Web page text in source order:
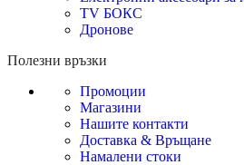
TV БОКС
Дронове
Полезни връзки
Промоции
Магазини
Нашите контакти
Доставка & Връщане
Намалени стоки